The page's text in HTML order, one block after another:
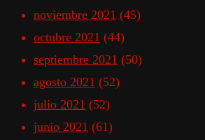
noviembre 2021 (45)
octubre 2021 (44)
septiembre 2021 (50)
agosto 2021 (52)
julio 2021 (52)
junio 2021 (61)